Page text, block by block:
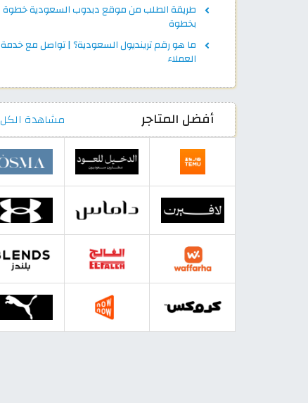
طريقة الطلب من موقع دبدوب السعودية خطوة
بخطوة
ما هو رقم ترينديول السعودية؟ | تواصل مع خدمة
العملاء
أفضل المتاجر مشاهدة الكل